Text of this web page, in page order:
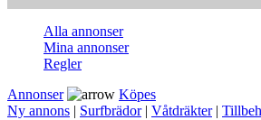
Alla annonser
Mina annonser
Regler
Annonser
Köpes
Ny annons | Surfbrädor| Våtdräkter|